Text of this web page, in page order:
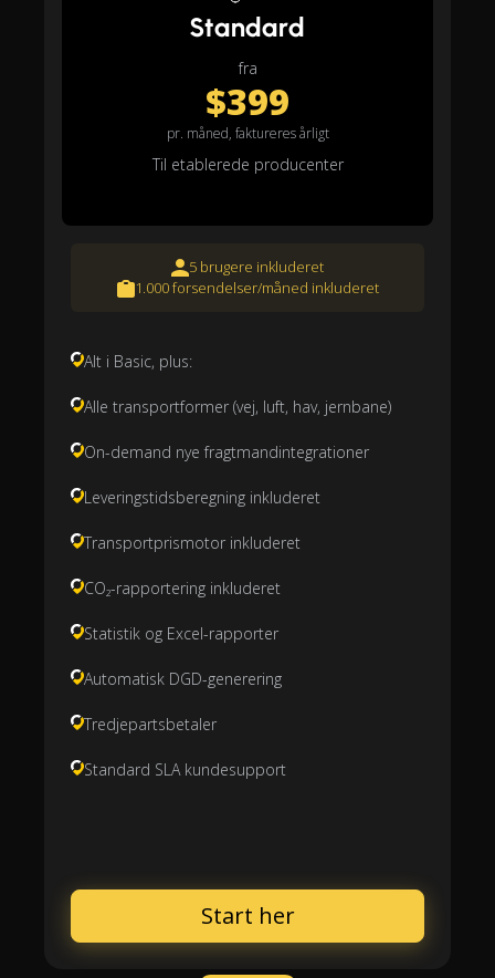
Standard
fra
$399
pr. måned, faktureres årligt
Til etablerede producenter
5 brugere inkluderet
1.000 forsendelser/måned inkluderet
Alt i Basic, plus:
Alle transportformer (vej, luft, hav, jernbane)
On-demand nye fragtmandintegrationer
Leveringstidsberegning inkluderet
Transportprismotor inkluderet
CO₂-rapportering inkluderet
Statistik og Excel-rapporter
Automatisk DGD-generering
Tredjepartsbetaler
Standard SLA kundesupport
Start her